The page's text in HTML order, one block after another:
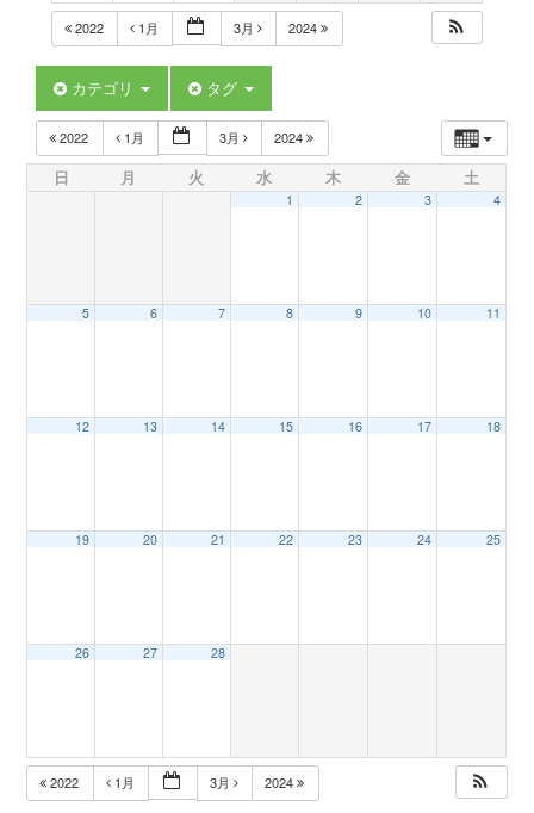
t
i
2022 1月 3月 2024
カテゴリ タグ
2022 1月 3月 2024
日 月 火 水 木 金 土
1 2 3 4
5 6 7 8 9 10 11
12 13 14 15 16 17 18
19 20 21 22 23 24 25
26 27 28
2022 1月 3月 2024